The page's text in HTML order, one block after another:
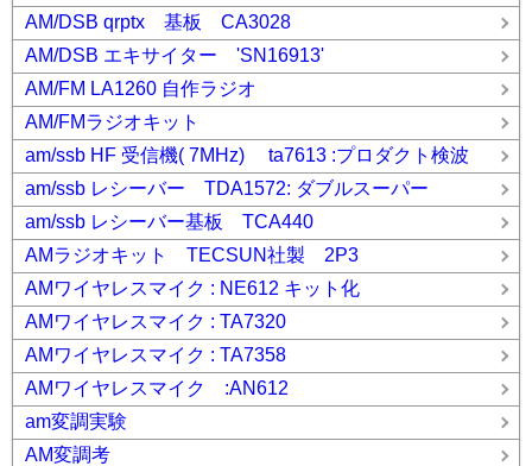
AM/DSB qrptx 基板 CA3028
AM/DSB エキサイター 'SN16913'
AM/FM LA1260 自作ラジオ
AM/FMラジオキット
am/ssb HF 受信機( 7MHz) ta7613 :プロダクト検波
am/ssb レシーバー TDA1572: ダブルスーパー
am/ssb レシーバー基板 TCA440
AMラジオキット TECSUN社製 2P3
AMワイヤレスマイク : NE612 キット化
AMワイヤレスマイク : TA7320
AMワイヤレスマイク : TA7358
AMワイヤレスマイク :AN612
am変調実験
AM変調考